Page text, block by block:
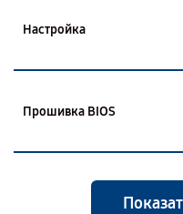
Настройка
Прошивка BIOS